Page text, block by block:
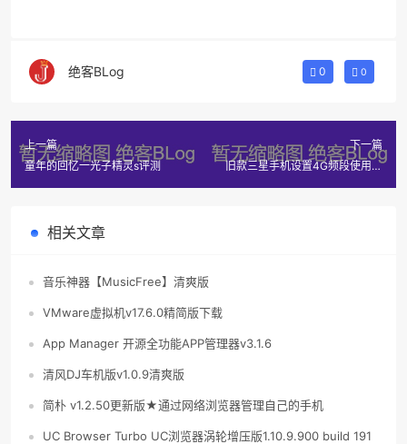
绝客BLog 0 0
上一篇
童年的回忆一光子精灵s评测
下一篇
旧款三星手机设置4G频段使用电
相关文章
音乐神器【MusicFree】清爽版
VMware虚拟机v17.6.0精简版下载
App Manager 开源全功能APP管理器v3.1.6
清风DJ车机版v1.0.9清爽版
简朴 v1.2.50更新版★通过网络浏览器管理自己的手机
UC Browser Turbo UC浏览器涡轮增压版1.10.9.900 build 191